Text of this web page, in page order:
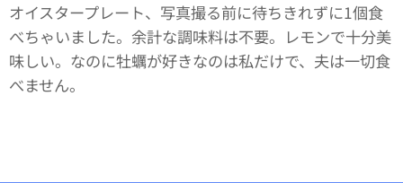
オイスタープレート、写真撮る前に待ちきれずに1個食
べちゃいました。余計な調味料は不要。レモンで十分美
味しい。なのに牡蠣が好きなのは私だけで、夫は一切食
べません。